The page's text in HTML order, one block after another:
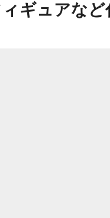
ギュアなど